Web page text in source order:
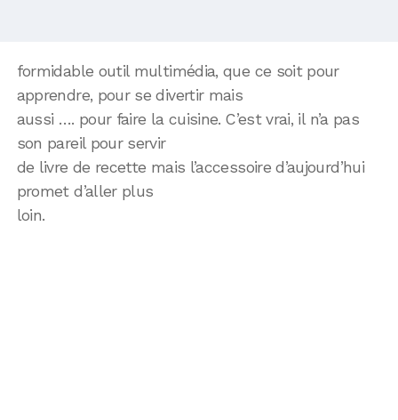
formidable outil multimédia, que ce soit pour
apprendre, pour se divertir mais
aussi …. pour faire la cuisine. C’est vrai, il n’a pas
son pareil pour servir
de livre de recette mais l’accessoire d’aujourd’hui
promet d’aller plus
loin.